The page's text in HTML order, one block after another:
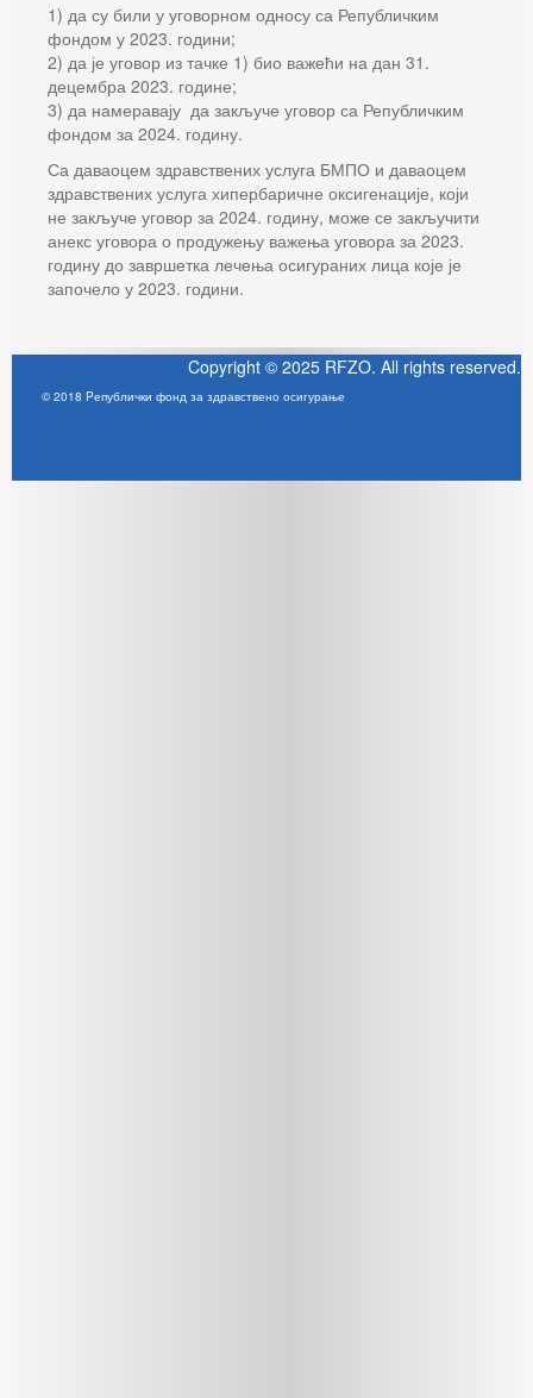
1) да су били у уговорном односу са Републичким
фондом у 2023. години;
2) да је уговор из тачке 1) био важећи на дан 31.
децембра 2023. године;
3) да намеравају да закључе уговор са Републичким
фондом за 2024. годину.
Са даваоцем здравствених услуга БМПО и даваоцем
здравствених услуга хипербаричне оксигенације, који
не закључе уговор за 2024. годину, може се закључити
анекс уговора о продужењу важења уговора за 2023.
годину до завршетка лечења осигураних лица које је
започело у 2023. години.
Copyright © 2025 RFZO. All rights reserved.
© 2018 Pепублички фонд за здравствено осигурање